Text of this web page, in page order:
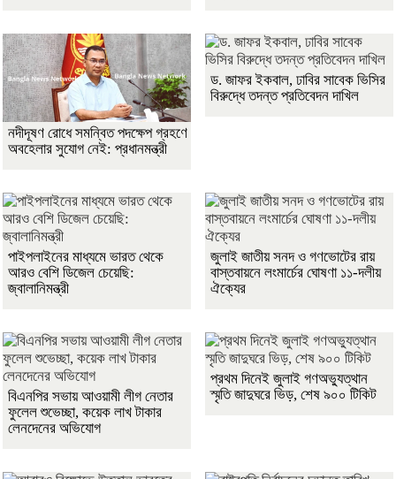
নদীদূষণ রোধে সমন্বিত পদক্ষেপ গ্রহণে
অবহেলার সুযোগ নেই: প্রধানমন্ত্রী
ড. জাফর ইকবাল, ঢাবির সাবেক ভিসির
বিরুদ্ধে তদন্ত প্রতিবেদন দাখিল
পাইপলাইনের মাধ্যমে ভারত থেকে
আরও বেশি ডিজেল চেয়েছি:
জ্বালানিমন্ত্রী
জুলাই জাতীয় সনদ ও গণভোটের রায়
বাস্তবায়নে লংমার্চের ঘোষণা ১১-দলীয়
ঐক্যের
বিএনপির সভায় আওয়ামী লীগ নেতার
ফুলেল শুভেচ্ছা, কয়েক লাখ টাকার
লেনদেনের অভিযোগ
প্রথম দিনেই জুলাই গণঅভ্যুত্থান
স্মৃতি জাদুঘরে ভিড়, শেষ ৯০০ টিকিট